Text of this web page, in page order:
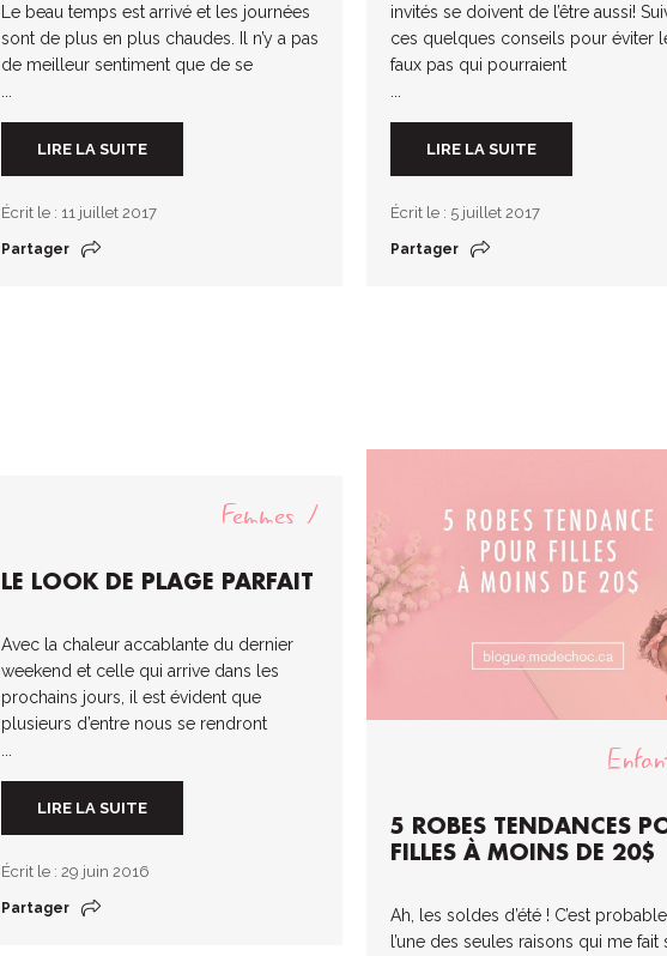
Le beau temps est arrivé et les journées
sont de plus en plus chaudes. Il n’y a pas
de meilleur sentiment que de se
LIRE LA SUITE
Écrit le : 11 juillet 2017
Partager
invités se doivent de l’être aussi!
ces quelques conseils pour éviter
faux pas qui pourraient
LIRE LA SUITE
Écrit le : 5 juillet 2017
Partager
5 ROBES TENDANCES
FILLES À MOINS DE 20$
Ah, les soldes d’été ! C’est
l’une des seules raisons qui me fait
Femmes
LE LOOK DE PLAGE PARFAIT
Avec la chaleur accablante du dernier
weekend et celle qui arrive dans les
prochains jours, il est évident que
plusieurs d’entre nous se rendront
LIRE LA SUITE
Écrit le : 29 juin 2016
Partager